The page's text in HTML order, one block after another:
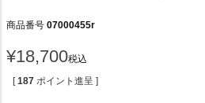
商品番号 07000455r
¥18,700税込
[ 187 ポイント進呈 ]